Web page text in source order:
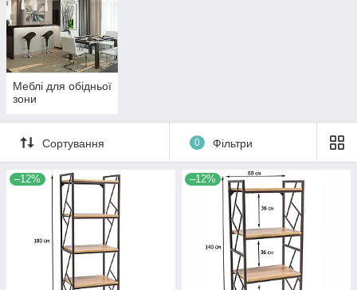
Меблі для обідньої
зони
Сортування 0 Фільтри
–12% –12%